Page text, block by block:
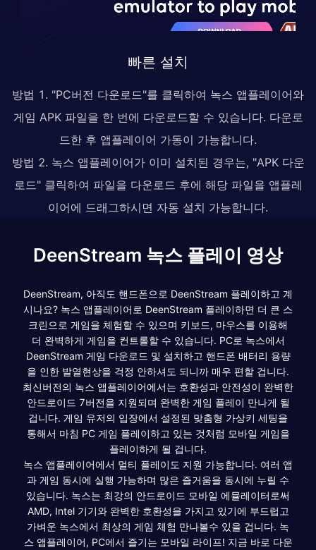
빠른 설치
방법 1. "PC버전 다운로드"를 클릭하여 녹스 앱플레이어와
게임 APK 파일을 한 번에 다운로드할 수 있습니다. 다운로
드한 후 앱플레이어 가동이 가능합니다.
방법 2. 녹스 앱플레이어가 이미 설치된 경우는, "APK 다운
로드" 클릭하여 파일을 다운로드 후에 해당 파일을 앱플레
이어에 드래그하시면 자동 설치 가능합니다.
DeenStream 녹스 플레이 영상
DeenStream, 아직도 핸드폰으로 DeenStream 플레이하고 계
시나요? 녹스 앱플레이어로 DeenStream 플레이하면 더 큰 스
크린으로 게임을 체험할 수 있으며 키보드, 마우스를 이용해
더 완벽하게 게임을 컨트롤할 수 있습니다. PC로 녹스에서
DeenStream 게임 다운로드 및 설치하고 핸드폰 배터리 용량
을 인한 발열현상을 걱정 안하셔도 되니까 매우 편할 겁니다.
최신버전의 녹스 앱플레이어에서는 호환성과 안전성이 완벽한
안드로이드 7버전을 지원되며 완벽한 게임 플레이 만나게 될
겁니다. 게임 유저의 입장에서 설정된 맞춤형 가상키 세팅을
통해서 마침 PC 게임 플레이하고 있는 것처럼 모바일 게임을
플레이하게 될 겁니다.
녹스 앱플레이어에서 멀티 플레이도 지원 가능합니다. 여러 앱
과 게임 동시에 실행 가능하며 많은 즐거움을 동시에 누릴 수
있습니다. 녹스는 최강의 안드로이드 모바일 에뮬레이터로써
AMD, Intel 기기와 완벽한 호환성을 가지고 있기에 부드럽고
가벼운 녹스에서 최상의 게임 체험 만나볼수 있을 겁니다. 녹
스 앱플레이어, PC에서 즐기는 모바일 라이프! 지금 바로 다운